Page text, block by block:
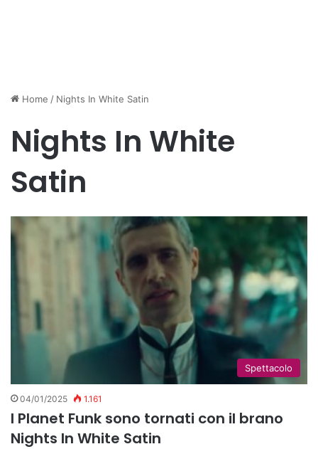
Home / Nights In White Satin
Nights In White
Satin
Spettacolo
04/01/2025 1.161
I Planet Funk sono tornati con il brano
Nights In White Satin